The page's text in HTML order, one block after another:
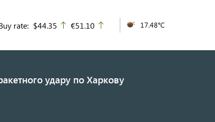
rate: $44.35 up
€51.10 17.48°C
удару по Харкову